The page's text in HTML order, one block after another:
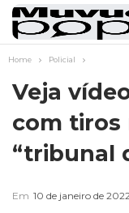
Home Policial
Veja
com tiros
“tribunal
Em 10 de janeiro de